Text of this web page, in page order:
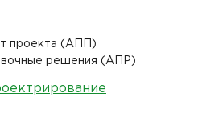
проекта (АПП)
решения (АПР)